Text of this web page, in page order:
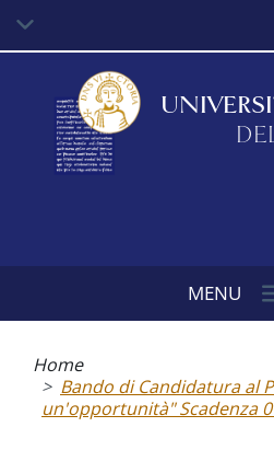
contenuto
MENU
pane
Home
Bando di Candidatura al
un'opportunità" Scadenza